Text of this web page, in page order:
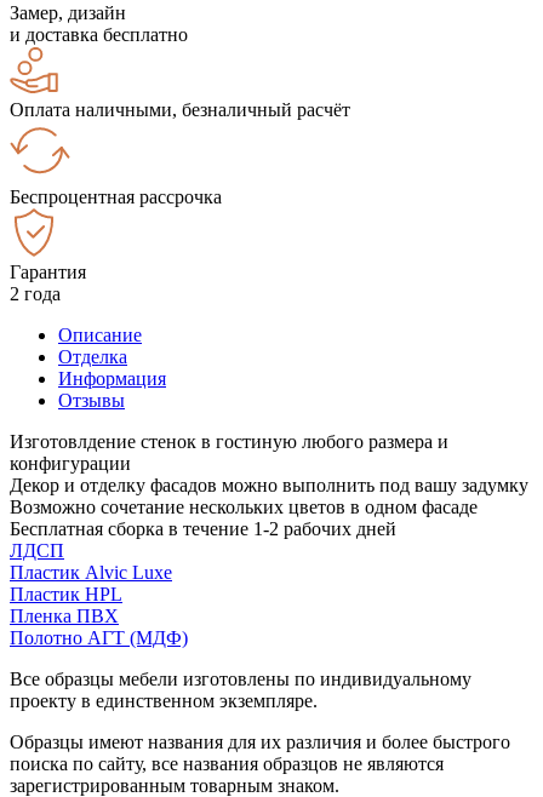
Замер, дизайн
и доставка бесплатно
Оплата наличными, безналичный расчёт
Беспроцентная рассрочка
Гарантия
2 года
Описание
Отделка
Информация
Отзывы
Изготовлдение стенок в гостиную любого размера и
конфигурации
Декор и отделку фасадов можно выполнить под вашу задумку
Возможно сочетание нескольких цветов в одном фасаде
Бесплатная сборка в течение 1-2 рабочих дней
ЛДСП
Пластик Alvic Luxe
Пластик HPL
Пленка ПВХ
Полотно АГТ (МДФ)
Все образцы мебели изготовлены по индивидуальному
проекту в единственном экземпляре.
Образцы имеют названия для их различия и более быстрого
поиска по сайту, все названия образцов не являются
зарегистрированным товарным знаком.